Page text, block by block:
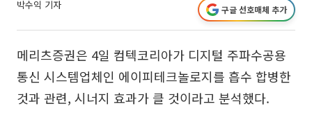
박수익 기자 구글 선호매체 추가
메리츠증권은 4일 컴텍코리아가 디지털 주파수공용
통신 시스템업체인 에이피테크놀로지를 흡수 합병한
것과 관련, 시너지 효과가 클 것이라고 분석했다.